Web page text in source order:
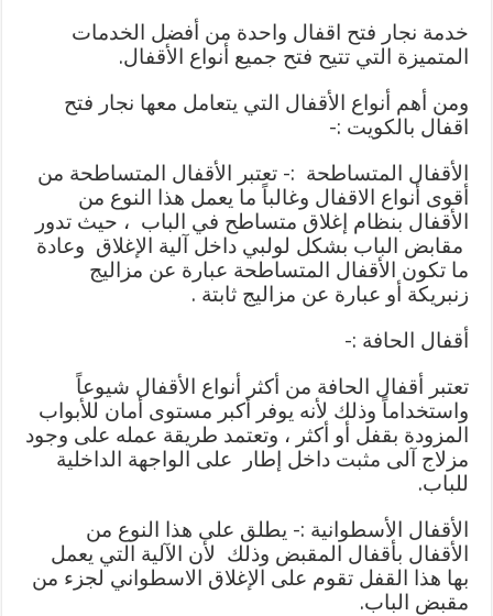
خدمة نجار فتح اقفال واحدة من أفضل الخدمات
المتميزة التي تتيح فتح جميع أنواع الأقفال.
ومن أهم أنواع الأقفال التي يتعامل معها نجار فتح
اقفال بالكويت :-
الأقفال المتساطحة :- تعتبر الأقفال المتساطحة من
أقوى أنواع الاقفال وغالباً ما يعمل هذا النوع من
الأقفال بنظام إغلاق متساطح في الباب ، حيث تدور
مقابض الباب بشكل لولبي داخل آلية الإغلاق وعادة
ما تكون الأقفال المتساطحة عبارة عن مزاليج
زنبريكة أو عبارة عن مزاليج ثابتة .
أقفال الحافة :-
تعتبر أقفال الحافة من أكثر أنواع الأقفال شيوعاً
واستخداماً وذلك لأنه يوفر أكبر مستوى أمان للأبواب
المزودة بقفل أو أكثر ، وتعتمد طريقة عمله على وجود
مزلاج آلى مثبت داخل إطار على الواجهة الداخلية
للباب.
الأقفال الأسطوانية :- يطلق على هذا النوع من
الأقفال بأقفال المقبض وذلك لأن الآلية التي يعمل
بها هذا القفل تقوم على الإغلاق الاسطواني لجزء من
مقبض الباب.